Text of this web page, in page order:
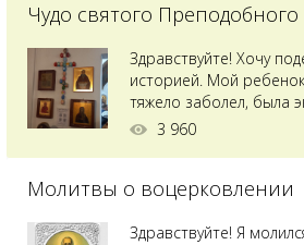
Здравствуйте! Хочу
историей. Мой
тяжело заболел, была
сложнейшая операция,
святого Владимира я
позже прочитав про
3 960
Молитвы о воцерковлении
Здравствуйте! Я